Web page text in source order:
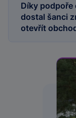
Díky podpoře
dostal šanci
otevřít